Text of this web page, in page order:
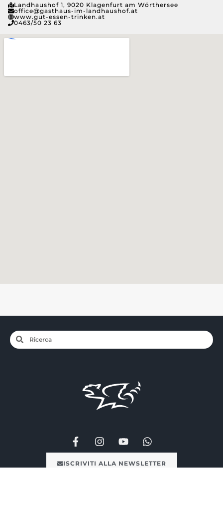
Landhaushof 1, 9020 Klagenfurt am Wörthersee
office@gasthaus-im-landhaushof.at
www.gut-essen-trinken.at
0463/50 23 63
ISCRIVITI ALLA NEWSLETTER